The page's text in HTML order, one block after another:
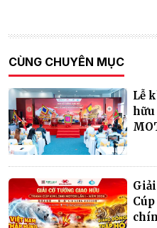
CÙNG CHUYÊN MỤC
Lễ
hữu